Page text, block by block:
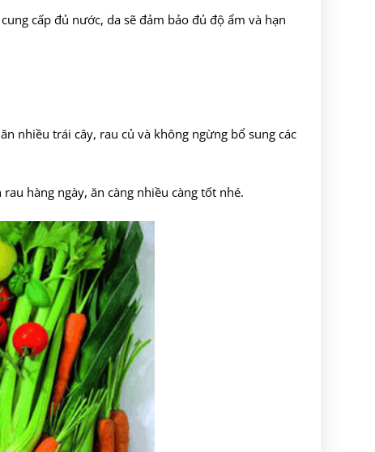
cấp đủ nước, da sẽ đảm bảo đủ độ ẩm và hạn
nhiều trái cây, rau củ và không ngừng bổ sung các
hàng ngày, ăn càng nhiều càng tốt nhé.